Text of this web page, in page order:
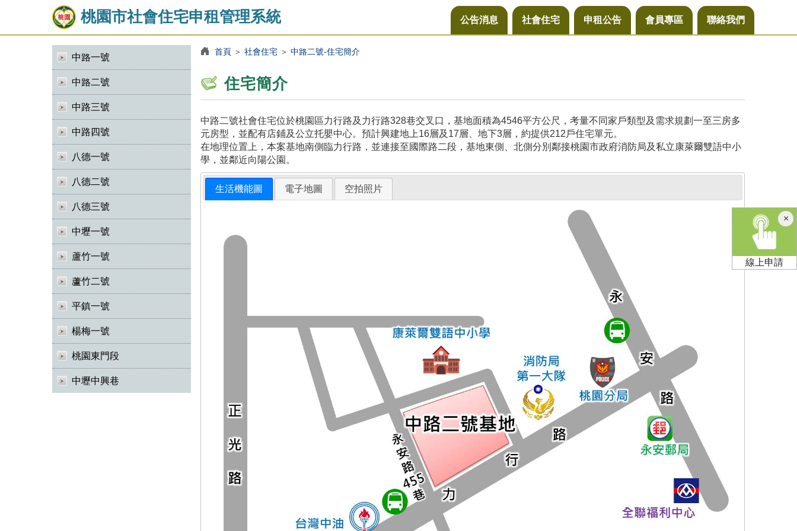
桃園市社會住宅申租管理系統 公告消息 社會住宅 申租公告 會員專區 聯絡我們
中路一號
中路二號
中路三號
中路四號
八德一號
八德二號
八德三號
中壢一號
蘆竹一號
蘆竹二號
平鎮一號
楊梅一號
桃園東門段
中壢中興巷
首頁＞ 社會住宅＞ 中路二號-住宅簡介
住宅簡介
中路二號社會住宅位於桃園區力行路及力行路328巷交叉口，基地面積為4546平方公尺，考量不同家戶類型及需求規劃一至三房多
元房型，並配有店鋪及公立托嬰中心。預計興建地上16層及17層、地下3層，約提供212戶住宅單元。
在地理位置上，本案基地南側臨力行路，並連接至國際路二段，基地東側、北側分別鄰接桃園市政府消防局及私立康萊爾雙語中小
學，並鄰近向陽公園。
生活機能圖 電子地圖 空拍照片
×關
閉
線上申請